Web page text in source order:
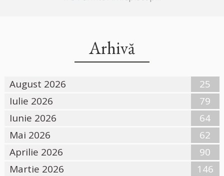
Arhivă
August 2026
25
Iulie 2026
79
Iunie 2026
64
Mai 2026
62
Aprilie 2026
90
Martie 2026
146